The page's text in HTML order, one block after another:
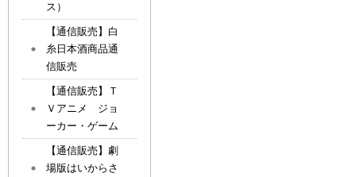
ス）
【通信販売】白
糸日本酒商品通
信販売
【通信販売】Ｔ
Ｖアニメ ジョ
ーカー・ゲーム
【通信販売】劇
場版はいからさ